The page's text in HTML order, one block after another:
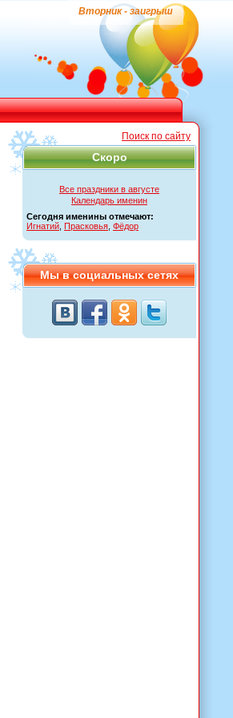
Вторник - заигрыш
Поиск по сайту
Скоро
Все праздники в августе
Календарь именин
Сегодня именины отмечают:
Игнатий Прасковья Фёдор
Мы в социальных сетях